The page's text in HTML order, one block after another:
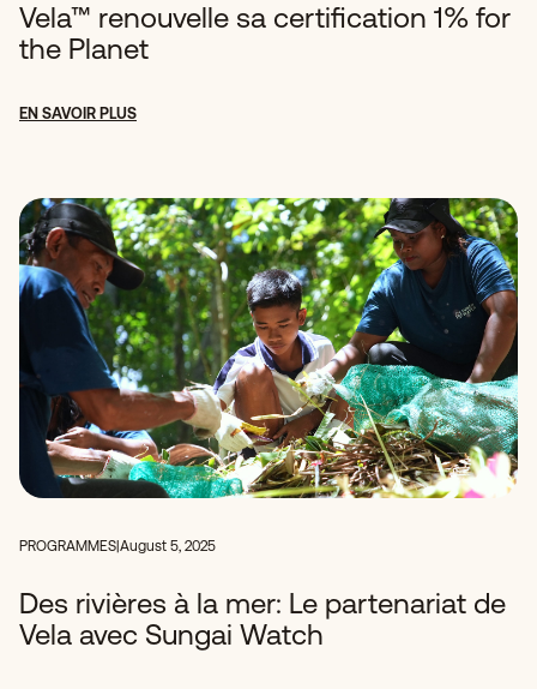
Vela™ renouvelle sa certification 1% for
the Planet
EN SAVOIR PLUS
PROGRAMMES August 5, 2025
Des rivières à la mer: Le partenariat de
Vela avec Sungai Watch